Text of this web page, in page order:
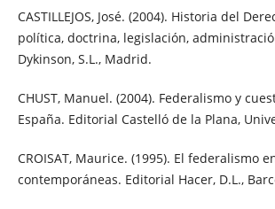
CASTILLEJOS, José. (2004). Historia del
política, doctrina, legislación,
Dykinson, S.L., Madrid.
CHUST, Manuel. (2004). Federalismo y
España. Editorial Castelló de la Plana,
CROISAT, Maurice. (1995). El federalismo
contemporáneas. Editorial Hacer, D.L.,